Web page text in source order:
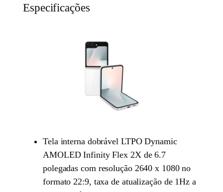
Especificações
Tela interna dobrável LTPO Dynamic
AMOLED Infinity Flex 2X de 6.7
polegadas com resolução 2640 x 1080 no
formato 22:9, taxa de atualização de 1Hz a